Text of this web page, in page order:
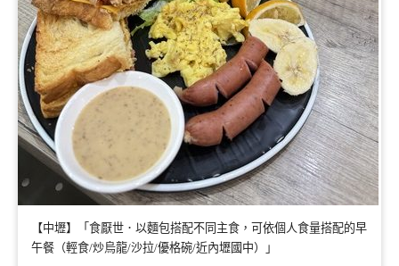
【中壢】「食厭世．以麵包搭配不同主食，可依個人食量搭配的早
午餐（輕食/炒烏龍/沙拉/優格碗/近內壢國中）」